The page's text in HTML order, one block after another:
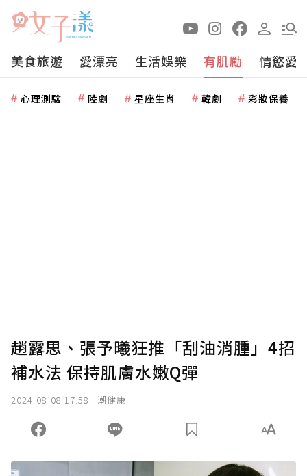
美食旅遊 愛漂亮 生活娛樂 有肌勵 情慾愛
心理測驗 陸劇 星座生肖 韓劇 彩妝保養
趙露思、張予曦狂推「刮油消腫」4招
補水法 保持肌膚水嫩Q彈
2024-08-08 17:58 潮健康